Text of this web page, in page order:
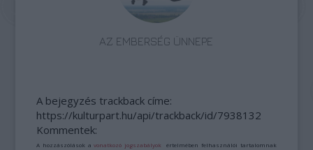
AZ EMBERSÉG ÜNNEPE
A bejegyzés trackback címe:
https://kulturpart.hu/api/trackback/id/7938132
Kommentek:
A hozzászólások avonatkozó jogszabályok értelmében felhasználói tartalomnak